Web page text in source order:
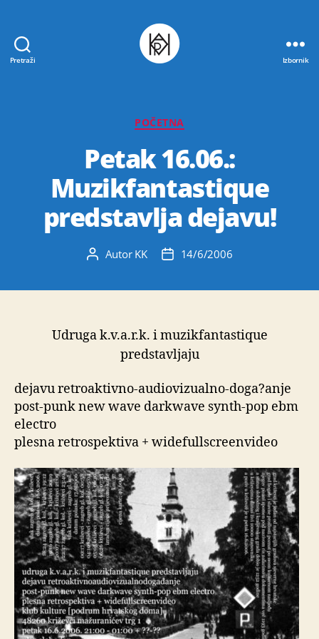
Pretraži Izbornik
Kategorije
POČETNA
Petak 16.06.:
Muzikfantastique
predstavlja dejavu!
AutorAutor KK
Datum14/6/2006
Udruga k.v.a.r.k. i muzikfantastique
predstavljaju
dejavu retroaktivno-audiovizualno-doga?anje
post-punk new wave darkwave synth-pop ebm
electro
plesna retrospektiva + widefullscreenvideo